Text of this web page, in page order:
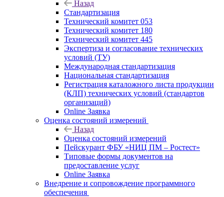
Назад
Стандартизация
Технический комитет 053
Технический комитет 180
Технический комитет 445
Экспертиза и согласование технических
условий (ТУ)
Международная стандартизация
Национальная стандартизация
Регистрация каталожного листа продукции
(КЛП) технических условий (стандартов
организаций)
Online Заявка
Оценка состояний измерений
Назад
Оценка состояний измерений
Пейскурант ФБУ «НИЦ ПМ – Ростест»
Типовые формы документов на
предоставление услуг
Online Заявка
Внедрение и сопровождение программного
обеспечения